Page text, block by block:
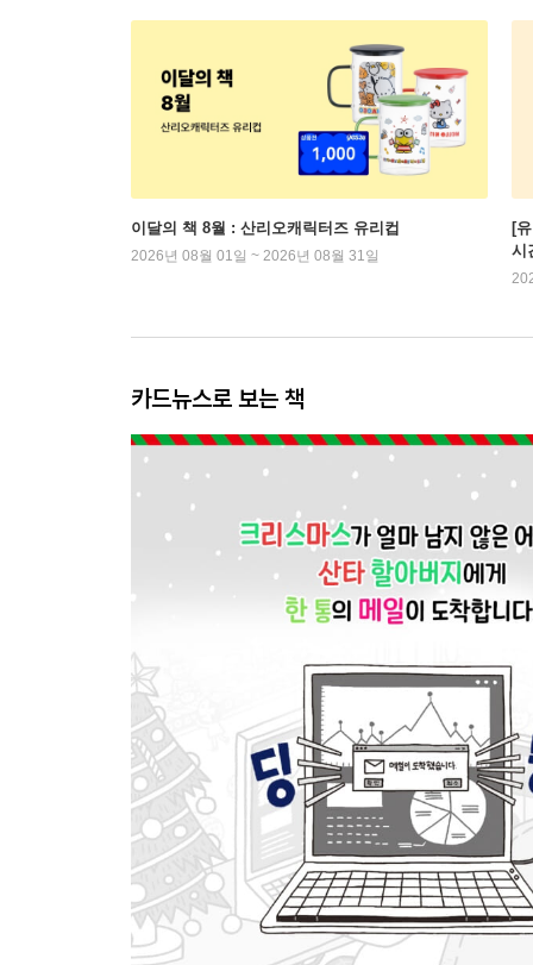
이달의 책 8월 : 산리오캐릭터즈 유리컵
2026년 08월 01일 ~ 2026년 08월 31일
[
시
카드뉴스로 보는 책